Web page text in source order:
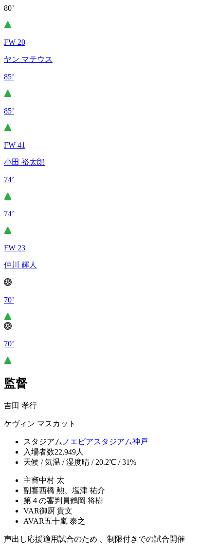
80’
FW 20
ヤン マテウス
85’
85’
FW 41
小田 裕太郎
74’
74’
FW 23
仲川 輝人
70’
70’
監督
吉田 孝行
ケヴィン マスカット
スタジアム ノエビアスタジアム神戸
入場者数22,949人
天候 / 気温 / 湿度晴 / 20.2℃ / 31%
主審中村 太
副審西橋 勲、塩津 祐介
第４の審判員鶴岡 将樹
VAR御厨 貴文
AVAR五十嵐 泰之
声出し応援適用試合のため 、制限付きでの試合開催